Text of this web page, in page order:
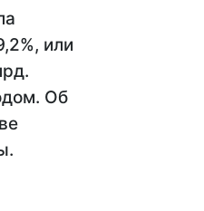
или
Об